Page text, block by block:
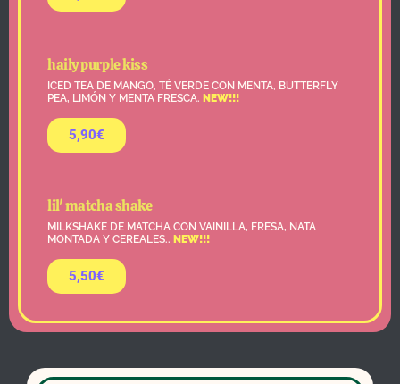
haily purple kiss
ICED TEA DE MANGO, TÉ VERDE CON MENTA, BUTTERFLY
PEA, LIMÓN Y MENTA FRESCA. NEW!!!
5,90€
lil' matcha shake
MILKSHAKE DE MATCHA CON VAINILLA, FRESA, NATA
MONTADA Y CEREALES.. NEW!!!
5,50€